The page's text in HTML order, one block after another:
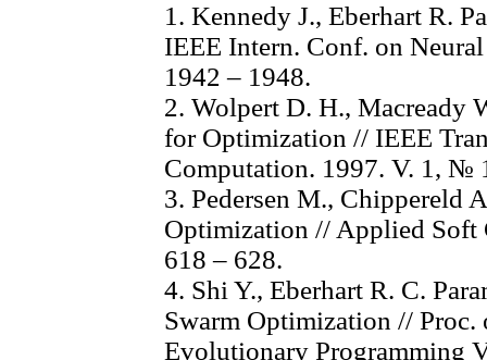
1. Kennedy J., Eberhart R.
IEEE Intern. Conf. on
1942 – 1948.
2. Wolpert D. H., Macready
for Optimization // IEEE
Computation. 1997. V. 1, №
3. Pedersen M., Chippereld
Optimization // Applied
618 – 628.
4. Shi Y., Eberhart R. C.
Swarm Optimization //
Evolutionary Programming